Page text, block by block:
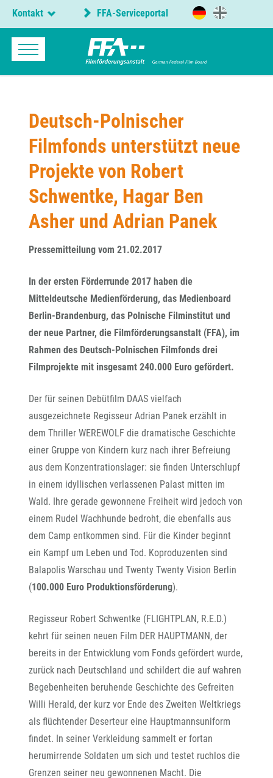
Kontakt FFA-Serviceportal
Deutsch-Polnischer
Filmfonds unterstützt neue
Projekte von Robert
Schwentke, Hagar Ben
Asher und Adrian Panek
Pressemitteilung vom 21.02.2017
In der ersten Förderrunde 2017 haben die
Mitteldeutsche Medienförderung, das Medienboard
Berlin-Brandenburg, das Polnische Filminstitut und
der neue Partner, die Filmförderungsanstalt (FFA), im
Rahmen des Deutsch-Polnischen Filmfonds drei
Filmprojekte mit insgesamt 240.000 Euro gefördert.
Der für seinen Debütfilm DAAS vielfach
ausgezeichnete Regisseur Adrian Panek erzählt in
dem Thriller WEREWOLF die dramatische Geschichte
einer Gruppe von Kindern kurz nach ihrer Befreiung
aus dem Konzentrationslager: sie finden Unterschlupf
in einem idyllischen verlassenen Palast mitten im
Wald. Ihre gerade gewonnene Freiheit wird jedoch von
einem Rudel Wachhunde bedroht, die ebenfalls aus
dem Camp entkommen sind. Für die Kinder beginnt
ein Kampf um Leben und Tod. Koproduzenten sind
Balapolis Warschau und Twenty Twenty Vision Berlin
(100.000 Euro Produktionsförderung).
Regisseur Robert Schwentke (FLIGHTPLAN, R.E.D.)
kehrt für seinen neuen Film DER HAUPTMANN, der
bereits in der Entwicklung vom Fonds gefördert wurde,
zurück nach Deutschland und schildert die auf wahren
Begebenheiten beruhende Geschichte des Gefreiten
Willi Herald, der kurz vor Ende des Zweiten Weltkriegs
als flüchtender Deserteur eine Hauptmannsuniform
findet. In seiner Verkleidung sammelt er fortan
herumirrende Soldaten um sich und testet ruchlos die
Grenzen seiner neu gewonnenen Macht. Die